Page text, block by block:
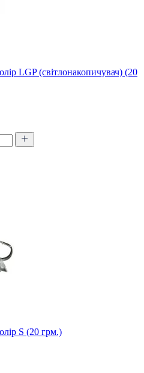
LGP (світлонакопичувач) (20
S (20 грм.)